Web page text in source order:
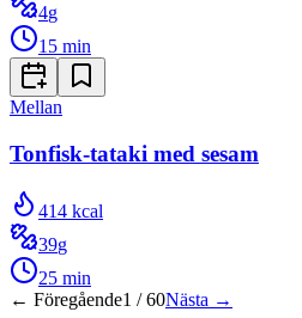
4g
15 min
Mellan
Tonfisk-tataki med sesam
414 kcal
39g
25 min
← Föregående1 /60Nästa →